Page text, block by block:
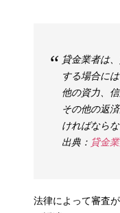
貸金業者は
する場合に
他の資力、
その他の返
ければならな
出典： 貸金
法律によって審査